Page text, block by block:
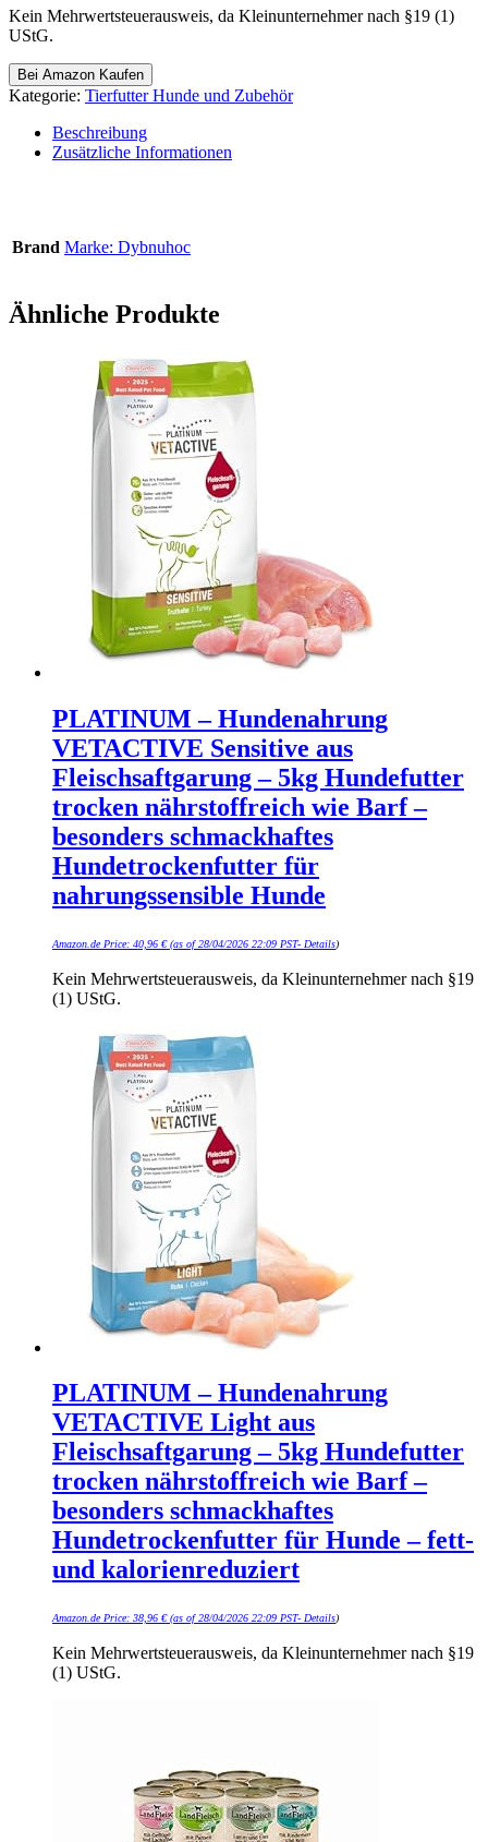
Kein Mehrwertsteuerausweis, da Kleinunternehmer nach §19 (1)
UStG.
Bei Amazon Kaufen
Kategorie: Tierfutter Hunde und Zubehör
Beschreibung
Zusätzliche Informationen
Brand Marke: Dybnuhoc
Ähnliche Produkte
PLATINUM – Hundenahrung
VETACTIVE Sensitive aus
Fleischsaftgarung – 5kg Hundefutter
trocken nährstoffreich wie Barf –
besonders schmackhaftes
Hundetrockenfutter für
nahrungssensible Hunde
Amazon.de Price: 40,96 €(as of 28/04/2026 22:09 PST- Details)
Kein Mehrwertsteuerausweis, da Kleinunternehmer nach §19
(1) UStG.
PLATINUM – Hundenahrung
VETACTIVE Light aus
Fleischsaftgarung – 5kg Hundefutter
trocken nährstoffreich wie Barf –
besonders schmackhaftes
Hundetrockenfutter für Hunde – fett-
und kalorienreduziert
Amazon.de Price: 38,96 €(as of 28/04/2026 22:09 PST- Details)
Kein Mehrwertsteuerausweis, da Kleinunternehmer nach §19
(1) UStG.